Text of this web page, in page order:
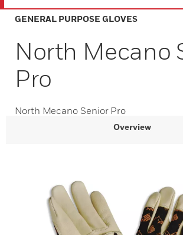
GENERAL PURPOSE GLOVES
North Mecano
Pro
North Mecano Senior Pro
Overview